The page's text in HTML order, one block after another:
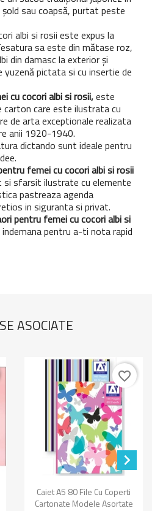
sau coapsă, purtat peste
albi si rosii este expus la
sa este din mătase roz,
din damasc la exterior și
yuzenă pictata si cu insertie de
cu cocori albi si rosii,este
care este ilustrata cu
de arta exceptionale realizata
anii 1920-1940.
dictando sunt ideale pentru
femei cu cocori albi si rosii
si sfarsit ilustrate cu elemente
pastreaza agenda
in siguranta si privat.
pentru femei cu cocori albi si
pentru a-ti nota rapid
ASOCIATE
Caiet A5 80 File Cu Coperti
Cartonate Modele Asortate
favorite_border
